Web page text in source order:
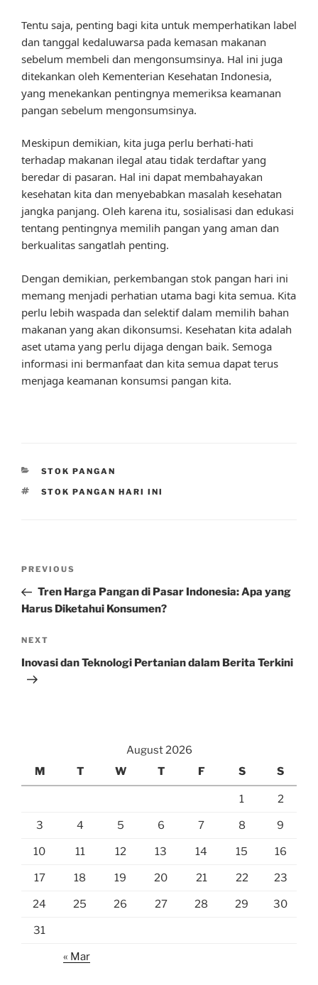
Tentu saja, penting bagi kita untuk memperhatikan label
dan tanggal kedaluwarsa pada kemasan makanan
sebelum membeli dan mengonsumsinya. Hal ini juga
ditekankan oleh Kementerian Kesehatan Indonesia,
yang menekankan pentingnya memeriksa keamanan
pangan sebelum mengonsumsinya.
Meskipun demikian, kita juga perlu berhati-hati
terhadap makanan ilegal atau tidak terdaftar yang
beredar di pasaran. Hal ini dapat membahayakan
kesehatan kita dan menyebabkan masalah kesehatan
jangka panjang. Oleh karena itu, sosialisasi dan edukasi
tentang pentingnya memilih pangan yang aman dan
berkualitas sangatlah penting.
Dengan demikian, perkembangan stok pangan hari ini
memang menjadi perhatian utama bagi kita semua. Kita
perlu lebih waspada dan selektif dalam memilih bahan
makanan yang akan dikonsumsi. Kesehatan kita adalah
aset utama yang perlu dijaga dengan baik. Semoga
informasi ini bermanfaat dan kita semua dapat terus
menjaga keamanan konsumsi pangan kita.
CATEGORIES
STOK PANGAN
TAGS
STOK PANGAN HARI INI
Previous
Post
PREVIOUS
Tren Harga Pangan di Pasar Indonesia: Apa yang
Harus Diketahui Konsumen?
Next
Post
NEXT
Inovasi dan Teknologi Pertanian dalam Berita Terkini
August 2026
M
T W T F S S
1 2
3 4 5 6 7 8 9
10 11 12 13 14 15 16
17 18 19 20 21 22 23
24 25 26 27 28 29 30
31
« Mar